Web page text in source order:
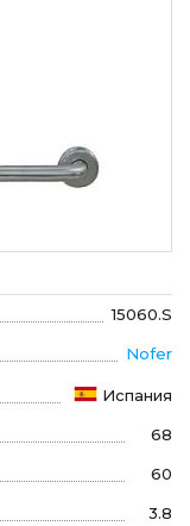
15060.S
Nofer
Испания
68
60
3.8